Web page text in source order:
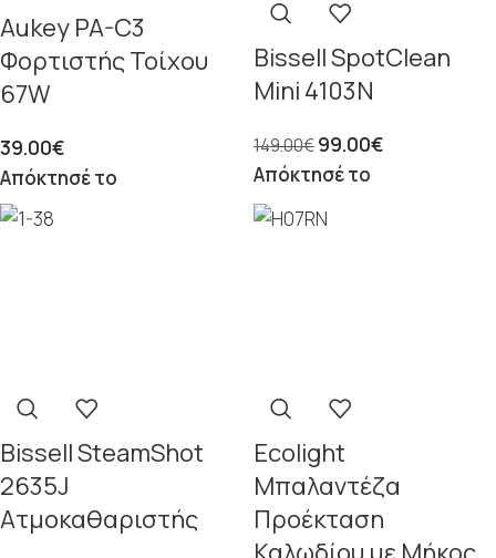
Aukey PA-C3
Φορτιστής Τοίχου
67W
39.00€
Απόκτησέ το
Bissell SpotClean
Mini 4103N
149.00€99.00€
Απόκτησέ το
Bissell SteamShot
2635J
Ατμοκαθαριστής
Ecolight
Μπαλαντέζα
Προέκταση